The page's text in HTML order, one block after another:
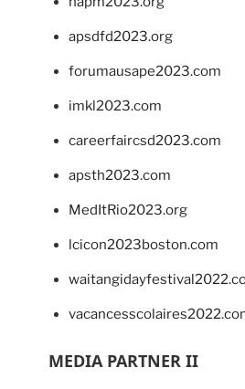
apsdfd2023.org
forumausape2023.com
imkl2023.com
careerfaircsd2023.com
apsth2023.com
MedItRio2023.org
lcicon2023boston.com
MEDIA PARTNER II